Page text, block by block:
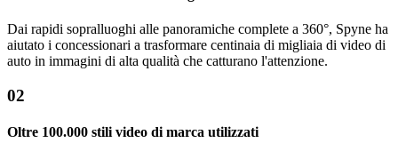
Dai rapidi sopralluoghi alle panoramiche complete a 360°, Spyne ha
aiutato i concessionari a trasformare centinaia di migliaia di video di
auto in immagini di alta qualità che catturano l'attenzione.
02
Oltre 100.000 stili video di marca utilizzati